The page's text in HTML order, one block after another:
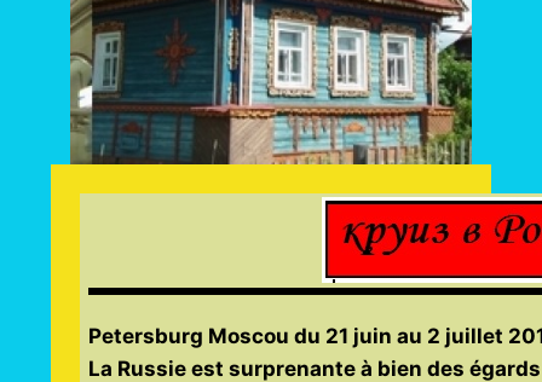
Petersburg Moscou du 21 juin au 2 juillet
La Russie est surprenante à bien des